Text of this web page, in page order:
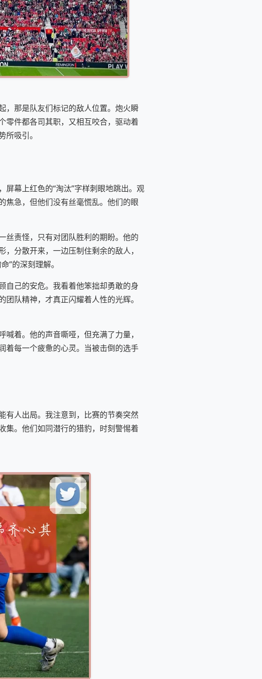
，那是队友们标记的敌人位置。炮火瞬
零件都各司其职，又相互咬合，驱动着
吸引。
幕上红色的“淘汰”字样刺眼地跳出。观
焦急，但他们没有丝毫慌乱。他们的眼
丝责怪，只有对团队胜利的期盼。他的
分散开来，一边压制住剩余的敌人，
”的深刻理解。
自己的安危。我看着他笨拙却勇敢的身
队精神，才真正闪耀着人性的光辉。
着。他的声音嘶哑，但充满了力量，
着每一个疲惫的心灵。当被击倒的选手
有人出局。我注意到，比赛的节奏突然
集。他们如同潜行的猎豹，时刻警惕着